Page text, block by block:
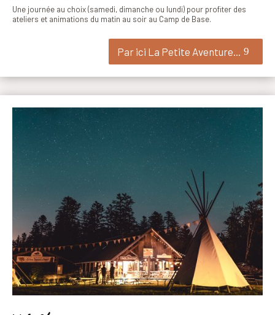
Une journée au choix (samedi, dimanche ou lundi) pour profiter des
ateliers et animations du matin au soir au Camp de Base.
Par ici La Petite Aventure...